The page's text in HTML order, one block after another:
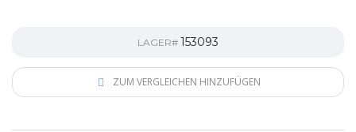
LAGER# 153093
ZUM VERGLEICHEN HINZUFÜGEN